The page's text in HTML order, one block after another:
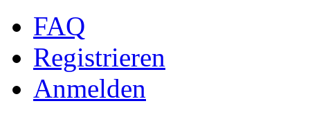
FAQ
Registrieren
Anmelden